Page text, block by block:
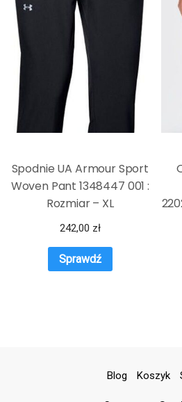
Spodnie UA Armour Sport
Woven Pant 1348447 001 :
Rozmiar – XL
242,00 zł
Sprawdź
Blog Koszyk